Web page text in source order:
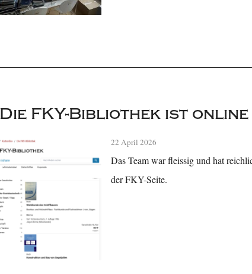
Die FKY-Bibliothek ist online
22 April 2026
Das Team war fleissig und hat
der FKY-Seite.